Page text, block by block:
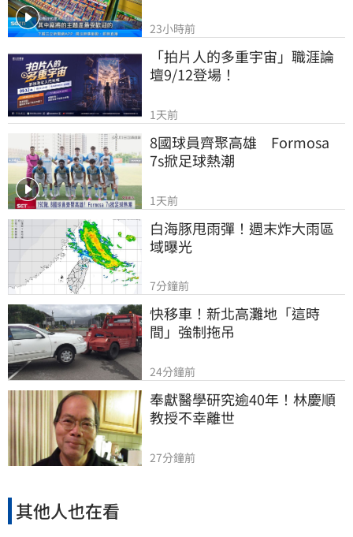
23小時前
「拍片人的多重宇宙」職涯論
壇9/12登場！
1天前
8國球員齊聚高雄　Formosa
7s掀足球熱潮
1天前
白海豚甩雨彈！週末炸大雨區
域曝光
7分鐘前
快移車！新北高灘地「這時
間」強制拖吊
24分鐘前
奉獻醫學研究逾40年！林慶順
教授不幸離世
27分鐘前
其他人也在看